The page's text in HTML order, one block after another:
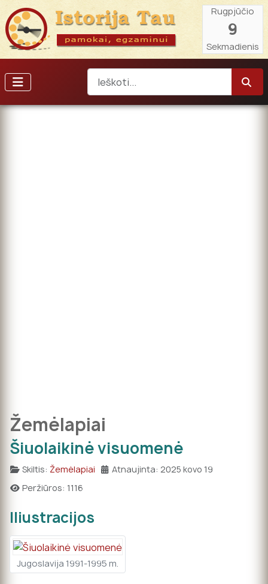
Rugpjūčio
9
Sekmadienis
Žemėlapiai
Šiuolaikinė visuomenė
Skiltis: Žemėlapiai
Atnaujinta: 2025 kovo 19
Peržiūros: 1116
Iliustracijos
Jugoslavija 1991-1995 m.